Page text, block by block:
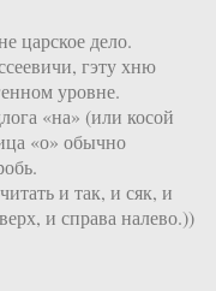
царское дело.
гэту хню
уровне.
«на» (или косой
«о» обычно
и так, и сяк, и
и справа налево.))